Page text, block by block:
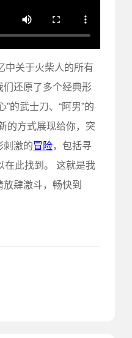
中关于火柴人的所有
们还原了多个经典形
的武士刀、“阿男”的
的方式展现给你，突
刺激的冒险，包括寻
在此找到。 这就是我
肆激斗，畅快到